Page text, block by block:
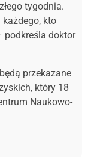
tygodnia.
kto
podkreśla doktor
przekazane
który 18
Naukowo-